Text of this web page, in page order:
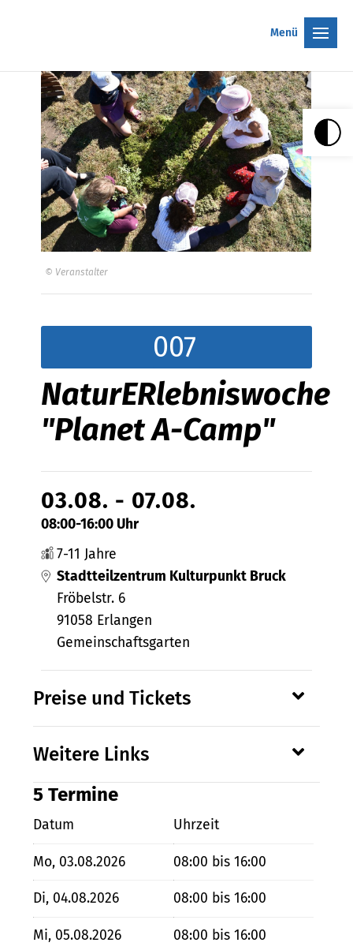
Menü
© Veranstalter
Preise und Tickets
Weitere Links
5 Termine
Datum
Mo, 03.08.2026
Di, 04.08.2026
Mi, 05.08.2026
Uhrzeit
08:00 bis 16:00
08:00 bis 16:00
08:00 bis 16:00
007
NaturERlebniswoche
"Planet A-Camp"
03.08. - 07.08.
08:00-16:00 Uhr
7-11 Jahre
Stadtteilzentrum Kulturpunkt Bruck
Fröbelstr. 6
91058 Erlangen
Gemeinschaftsgarten